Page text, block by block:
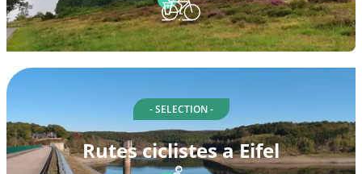
- SELECTION -
Rutes ciclistes a Eifel